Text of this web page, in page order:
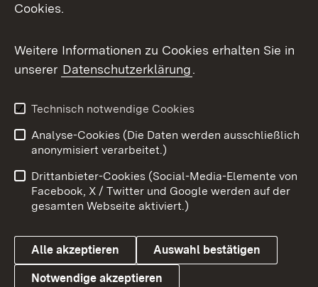
Cookies.
Weitere Informationen zu Cookies erhalten Sie in
unserer Datenschutzerklärung.
Technisch notwendige Cookies
Analyse-Cookies (Die Daten werden ausschließlich
anonymisiert verarbeitet.)
Drittanbieter-Cookies (Social-Media-Elemente von
Facebook, X / Twitter und Google werden auf der
gesamten Webseite aktiviert.)
Alle akzeptieren Auswahl bestätigen
Notwendige akzeptieren